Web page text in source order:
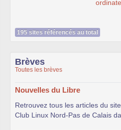
195 sites référencés au total
Brèves
Toutes les brèves
Nouvelles du Libre
Retrouvez tous les articles du
Club Linux Nord-Pas de Calais